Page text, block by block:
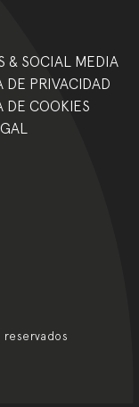
& SOCIAL MEDIA
DE PRIVACIDAD
DE COOKIES
reservados